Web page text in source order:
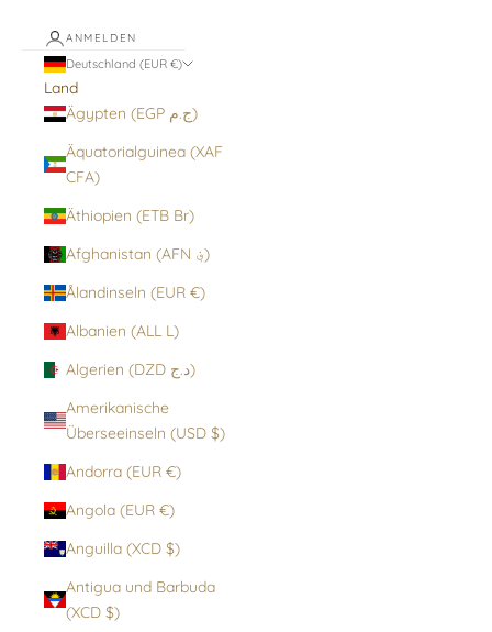
ANMELDEN
Deutschland (EUR €)
Land
Ägypten (EGP ج.م)
Äquatorialguinea (XAF
CFA)
Äthiopien (ETB Br)
Afghanistan (AFN ؋)
Ålandinseln (EUR €)
Albanien (ALL L)
Algerien (DZD د.ج)
Amerikanische
Überseeinseln (USD $)
Andorra (EUR €)
Angola (EUR €)
Anguilla (XCD $)
Antigua und Barbuda
(XCD $)